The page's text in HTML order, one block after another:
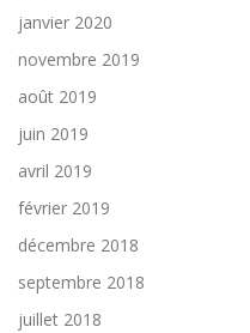
janvier 2020
novembre 2019
août 2019
juin 2019
avril 2019
février 2019
décembre 2018
septembre 2018
juillet 2018